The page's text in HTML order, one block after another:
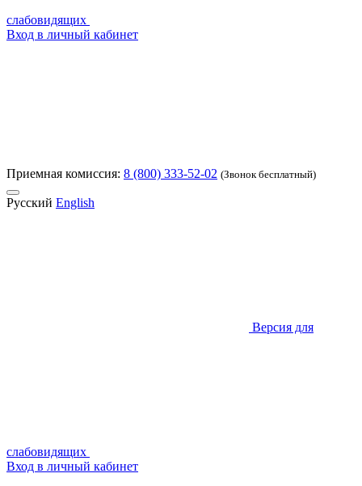
слабовидящих
Вход в личный кабинет
Приемная комиссия: 8 (800) 333-52-02 (Звонок бесплатный)
Русский English
Версия для
слабовидящих
Вход в личный кабинет